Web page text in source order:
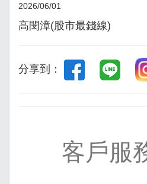
2026/06/01
高閔漳(股市最錢線)
分享到：
客戶服